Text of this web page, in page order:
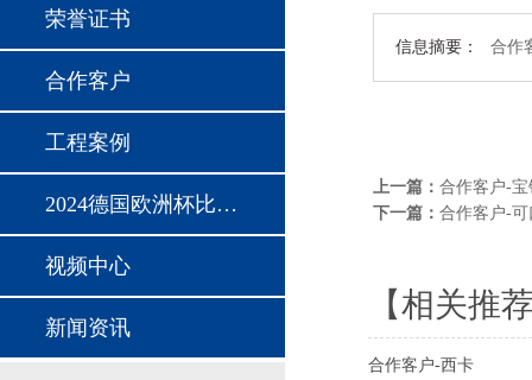
信息摘要： 合作
上一篇： 合作客户-宝
下一篇： 合作客户-可
【相关推
合作客户-西卡
荣誉证书
合作客户
工程案例
2024德国欧洲杯比赛时间
视频中心
新闻资讯